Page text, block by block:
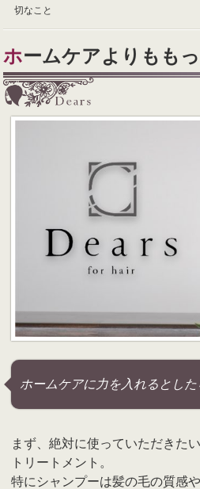
切なこと
ホームケアよりもも
ホームケアに力を入れるとし
まず、絶対に使っていただきた
トリートメント。
特にシャンプーは髪の毛の質感